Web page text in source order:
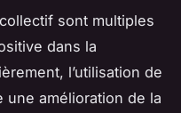
sont multiples
dans la
l’utilisation de
amélioration de la